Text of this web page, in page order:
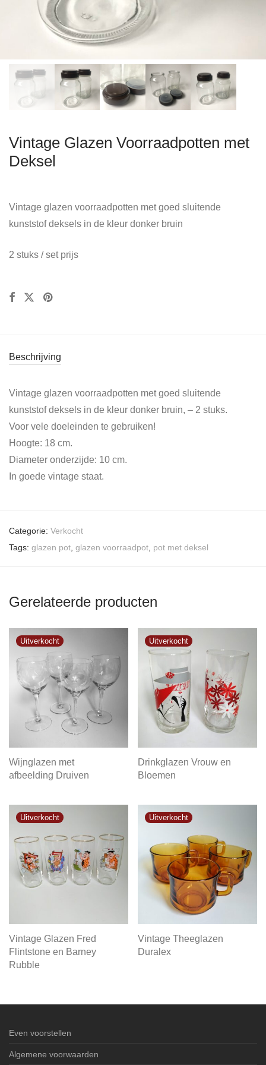
Vintage Glazen Voorraadpotten met
Deksel
Vintage glazen voorraadpotten met goed sluitende
kunststof deksels in de kleur donker bruin
2 stuks / set prijs
Beschrijving
Vintage glazen voorraadpotten met goed sluitende
kunststof deksels in de kleur donker bruin, – 2 stuks.
Voor vele doeleinden te gebruiken!
Hoogte: 18 cm.
Diameter onderzijde: 10 cm.
In goede vintage staat.
Categorie: Verkocht
Tags: glazen pot glazen voorraadpot pot met deksel
Gerelateerde producten
Wijnglazen met
afbeelding Druiven
Drinkglazen Vrouw en
Bloemen
Vintage Glazen Fred
Flintstone en Barney
Rubble
Vintage Theeglazen
Duralex
Even voorstellen
Algemene voorwaarden